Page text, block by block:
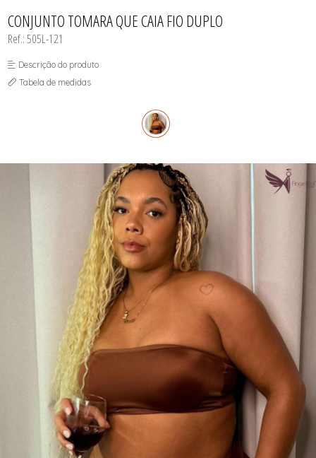
CONJUNTO TOMARA QUE CAIA FIO DUPLO
Ref.: 505L-121
Descrição do produto
Tabela de medidas